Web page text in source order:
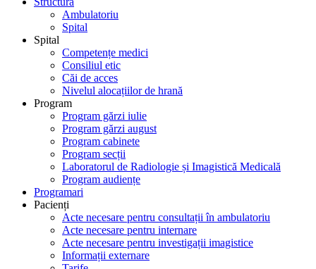
Ambulatoriu
Spital
Spital
Competențe medici
Consiliul etic
Căi de acces
Nivelul alocațiilor de hrană
Program
Program gărzi iulie
Program gărzi august
Program cabinete
Program secții
Laboratorul de Radiologie și Imagistică Medicală
Program audiențe
Programari
Pacienți
Acte necesare pentru consultații în ambulatoriu
Acte necesare pentru internare
Acte necesare pentru investigații imagistice
Informații externare